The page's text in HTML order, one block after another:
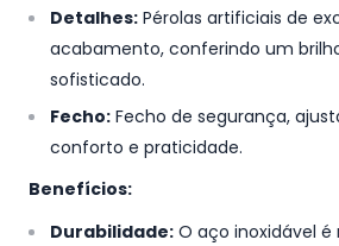
Detalhes: Pérolas artificiais de
acabamento, conferindo um
sofisticado.
Fecho: Fecho de segurança,
conforto e praticidade.
Benefícios:
Durabilidade: O aço inoxidável é